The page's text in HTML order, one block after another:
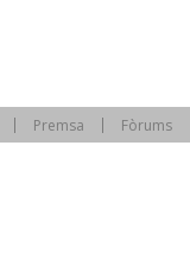
Premsa Fòrums